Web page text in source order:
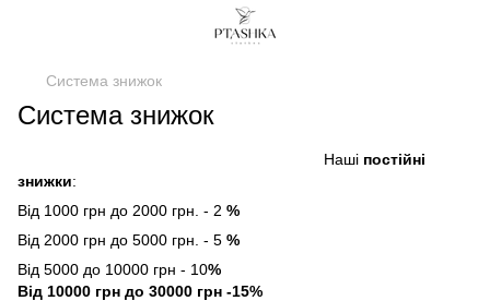
Система знижок
Система знижок
Наші постійні
знижки:
Від 1000 грн до 2000 грн. - 2 %
Від 2000 грн до 5000 грн. - 5 %
Від 5000 до 10000 грн - 10%
Від 10000 грн до 30000 грн -15%